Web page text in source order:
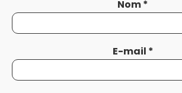
Nom*
E-mail *